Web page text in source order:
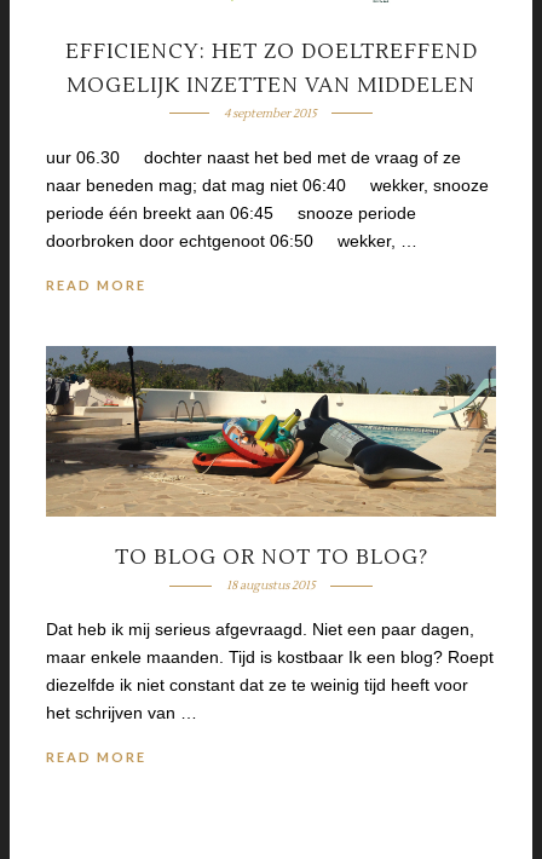
EFFICIENCY: HET ZO DOELTREFFEND
MOGELIJK INZETTEN VAN MIDDELEN
4 september 2015
uur 06.30 dochter naast het bed met de vraag of ze
naar beneden mag; dat mag niet 06:40 wekker, snooze
periode één breekt aan 06:45 snooze periode
doorbroken door echtgenoot 06:50 wekker, …
READ MORE
TO BLOG OR NOT TO BLOG?
18 augustus 2015
Dat heb ik mij serieus afgevraagd. Niet een paar dagen,
maar enkele maanden. Tijd is kostbaar Ik een blog? Roept
diezelfde ik niet constant dat ze te weinig tijd heeft voor
het schrijven van …
READ MORE